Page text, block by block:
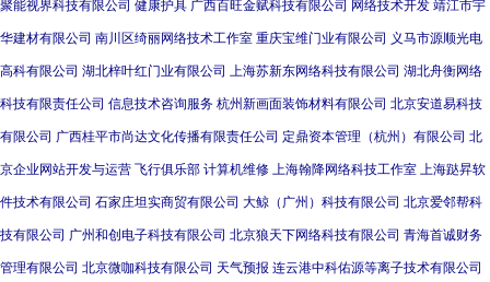
聚能视界科技有限公司 健康护具 广西百旺金赋科技有限公司 网络技术开发 靖江市宇
华建材有限公司 南川区绮丽网络技术工作室 重庆宝维门业有限公司 义马市源顺光电
高科有限公司 湖北梓叶红门业有限公司 上海苏新东网络科技有限公司 湖北舟衡网络
科技有限责任公司 信息技术咨询服务 杭州新画面装饰材料有限公司 北京安道易科技
有限公司 广西桂平市尚达文化传播有限责任公司 定鼎资本管理（杭州）有限公司 北
京企业网站开发与运营 飞行俱乐部 计算机维修 上海翰降网络科技工作室 上海跶昇软
件技术有限公司 石家庄坦实商贸有限公司 大鲸（广州）科技有限公司 北京爱邻帮科
技有限公司 广州和创电子科技有限公司 北京狼天下网络科技有限公司 青海首诚财务
管理有限公司 北京微咖科技有限公司 天气预报 连云港中科佑源等离子技术有限公司